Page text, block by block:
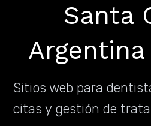
Santa
Sitios web para
citas y gestión de